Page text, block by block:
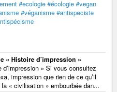
#ecologie #écologie #vegan
#véganisme #antispeciste
« Histoire d’impression »
» Si vous consultez
impression que rien de ce qu’il
« civilisation » embourbée dan...